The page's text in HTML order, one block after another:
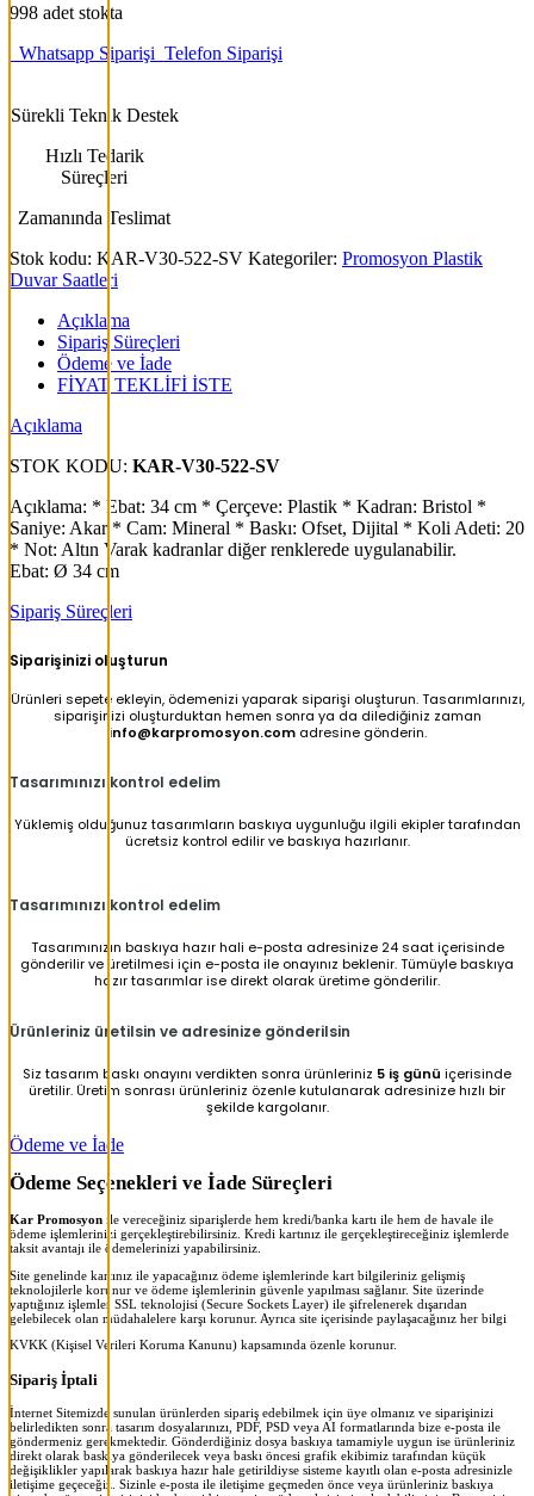
998 adet stokta
Whatsapp Siparişi Telefon Siparişi
Sürekli Teknik Destek
Hızlı Tedarik
Süreçleri
Zamanında Teslimat
Stok kodu: KAR-V30-522-SV Kategoriler: Promosyon Plastik
Duvar Saatleri
Açıklama
Sipariş Süreçleri
Ödeme ve İade
FİYAT TEKLİFİ İSTE
Açıklama
STOK KODU: KAR-V30-522-SV
Açıklama: * Ebat: 34 cm * Çerçeve: Plastik * Kadran: Bristol *
Saniye: Akar * Cam: Mineral * Baskı: Ofset, Dijital * Koli Adeti: 20
* Not: Altın Varak kadranlar diğer renklerede uygulanabilir.
Ebat: Ø 34 cm
Sipariş Süreçleri
Siparişinizi oluşturun
Ürünleri sepete ekleyin, ödemenizi yaparak siparişi oluşturun. Tasarımlarınızı,
siparişinizi oluşturduktan hemen sonra ya da dilediğiniz zaman
info@karpromosyon.comadresine gönderin.
Tasarımınızı kontrol edelim
Yüklemiş olduğunuz tasarımların baskıya uygunluğu ilgili ekipler tarafından
ücretsiz kontrol edilir ve baskıya hazırlanır.
Tasarımınızı kontrol edelim
Tasarımınızın baskıya hazır hali e-posta adresinize 24 saat içerisinde
gönderilir ve üretilmesi için e-posta ile onayınız beklenir. Tümüyle baskıya
hazır tasarımlar ise direkt olarak üretime gönderilir.
Ürünleriniz üretilsin ve adresinize gönderilsin
Siz tasarım baskı onayını verdikten sonra ürünleriniz 5 iş günü içerisinde
üretilir. Üretim sonrası ürünleriniz özenle kutulanarak adresinize hızlı bir
şekilde kargolanır.
Ödeme ve İade
Ödeme Seçenekleri ve İade Süreçleri
Kar Promosyon ile vereceğiniz siparişlerde hem kredi/banka kartı ile hem de havale ile
ödeme işlemlerinizi gerçekleştirebilirsiniz. Kredi kartınız ile gerçekleştireceğiniz işlemlerde
taksit avantajı ile ödemelerinizi yapabilirsiniz.
Site genelinde kartınız ile yapacağınız ödeme işlemlerinde kart bilgileriniz gelişmiş
teknolojilerle korunur ve ödeme işlemlerinin güvenle yapılması sağlanır. Site üzerinde
yaptığınız işlemler SSL teknolojisi (Secure Sockets Layer) ile şifrelenerek dışarıdan
gelebilecek olan müdahalelere karşı korunur. Ayrıca site içerisinde paylaşacağınız her bilgi
KVKK (Kişisel Verileri Koruma Kanunu) kapsamında özenle korunur.
Sipariş İptali
İnternet Sitemizde sunulan ürünlerden sipariş edebilmek için üye olmanız ve siparişinizi
belirledikten sonra tasarım dosyalarınızı, PDF, PSD veya AI formatlarında bize e-posta ile
göndermeniz gerekmektedir. Gönderdiğiniz dosya baskıya tamamiyle uygun ise ürünleriniz
direkt olarak baskıya gönderilecek veya baskı öncesi grafik ekibimiz tarafından küçük
değişiklikler yapılarak baskıya hazır hale getirildiyse sisteme kayıtlı olan e-posta adresinizle
iletişime geçeceğiz. Sizinle e-posta ile iletişime geçmeden önce veya ürünleriniz baskıya